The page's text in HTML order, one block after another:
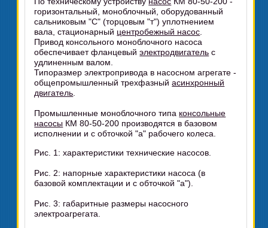
горизонтальный, моноблочный, оборудованный
сальниковым "С" (торцовым "т") уплотнением
вала, стационарный центробежный насос
Привод консольного моноблочного насоса
обеспечивает фланцевыйэлектродвигатель с
удлиненным валом.
Типоразмер электропривода в насосном агрегате -
общепромышленный трехфазныйасинхронный
двигатель
Промышленные моноблочного типа консольные
насосы КМ 80-50-200 производятся в базовом
исполнении и с обточкой "а" рабочего колеса.
Рис. 1: характеристики технические насосов.
Рис. 2: напорные характеристики насоса (в
базовой комплектации и с обточкой "а").
Рис. 3: габаритные размеры насосного
электроагрегата.